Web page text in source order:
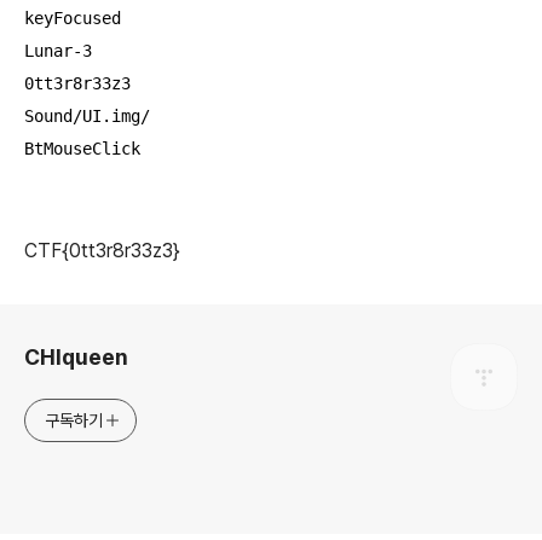
keyFocused
Lunar-3
0tt3r8r33z3
Sound/UI.img/
BtMouseClick
CTF{0tt3r8r33z3}
CHIqueen
구독하기